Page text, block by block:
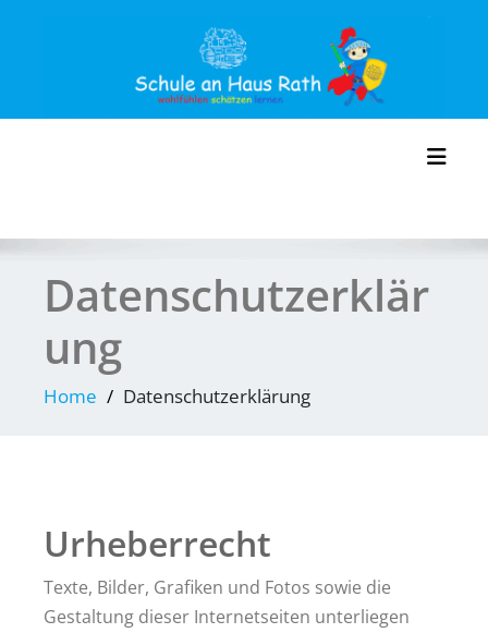
Datenschutzerklär
ung
Home Datenschutzerklärung
Urheberrecht
Texte, Bilder, Grafiken und Fotos sowie die
Gestaltung dieser Internetseiten unterliegen